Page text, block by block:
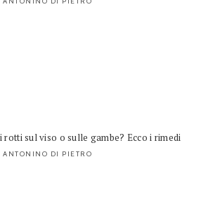
rotti sul viso o sulle gambe? Ecco i rimedi
ANTONINO DI PIETRO